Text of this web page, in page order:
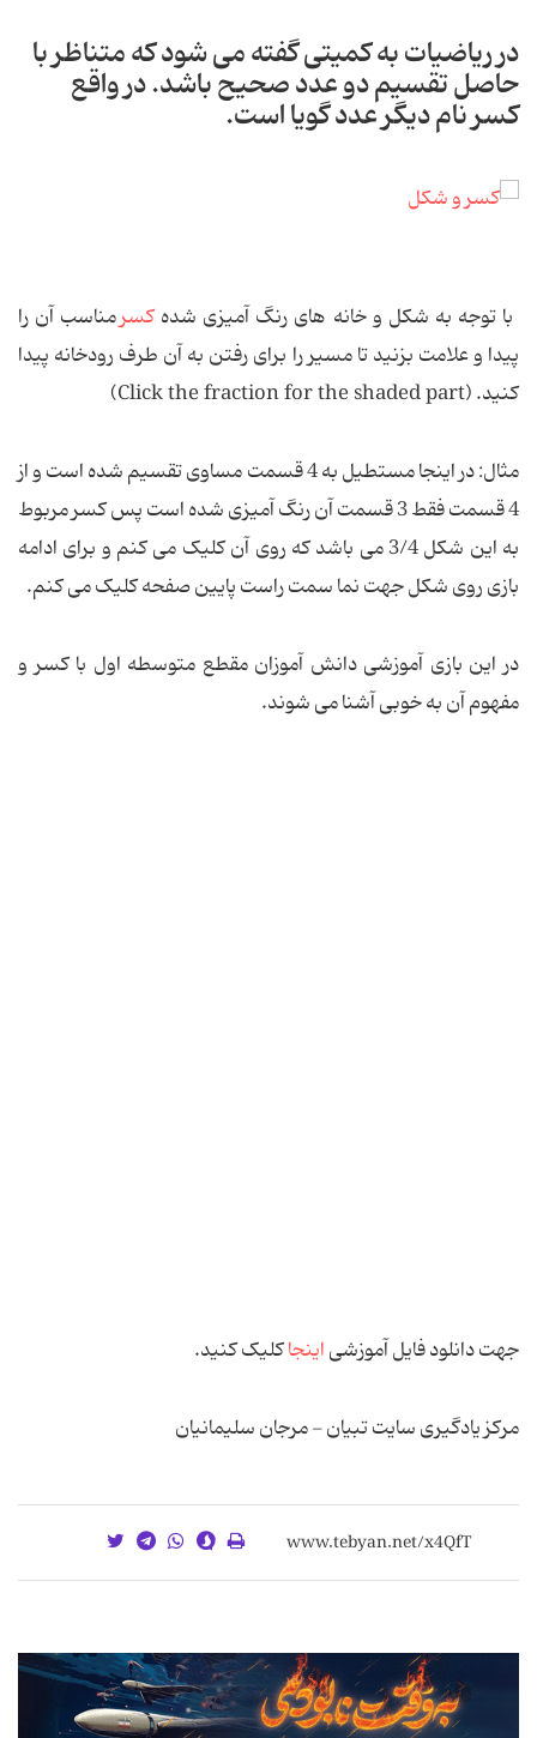
در ریاضیات به کمیتی گفته می شود که متناظر با
حاصل تقسیم دو عدد صحیح باشد. در واقع
کسر نام دیگر عدد گویا است.
با توجه به شکل و خانه های رنگ آمیزی شده کسرمناسب آن را
پیدا و علامت بزنید تا مسیر را برای رفتن به آن طرف رودخانه پیدا
کنید. (Click the fraction for the shaded part)
مثال: در اینجا مستطیل به 4 قسمت مساوی تقسیم شده است و از
4 قسمت فقط 3 قسمت آن رنگ آمیزی شده است پس کسر مربوط
به این شکل 3/4 می باشد که روی آن کلیک می کنم و برای ادامه
بازی روی شکل جهت نما سمت راست پایین صفحه کلیک می کنم.
در این بازی آموزشی دانش آموزان مقطع متوسطه اول با کسر و
مفهوم آن به خوبی آشنا می شوند.
جهت دانلود فایل آموزشیاینجاکلیک کنید.
مرکز یادگیری سایت تبیان - مرجان سلیمانیان